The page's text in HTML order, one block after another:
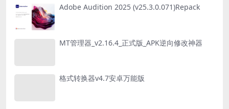
Adobe Audition 2025 (v25.3.0.071)Repack
MT管理器_v2.16.4_正式版_APK逆向修改神器
格式转换器v4.7安卓万能版